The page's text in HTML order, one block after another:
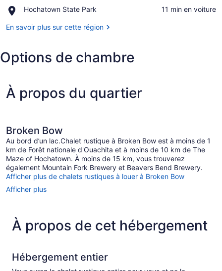
Hochatown
Fork
Hochatown State Park
Place,
State
‪11 min en voiture‬
En savoir plus sur cette région
Options de chambre
À propos du quartier
Broken Bow
Au bord d’un lac.Chalet rustique à Broken Bow est à moins de 1
km de Forêt nationale d'Ouachita et à moins de 10 km de The
Maze of Hochatown. À moins de 15 km, vous trouverez
également Mountain Fork Brewery et Beavers Bend Brewery.
Afficher plus de chalets rustiques à louer à Broken Bow
Afficher plus
À propos de cet hébergement
Hébergement entier